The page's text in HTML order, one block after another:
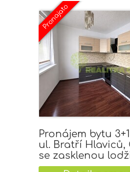
Pronájem bytu
ul. Bratří Hlaviců,
se zasklenou